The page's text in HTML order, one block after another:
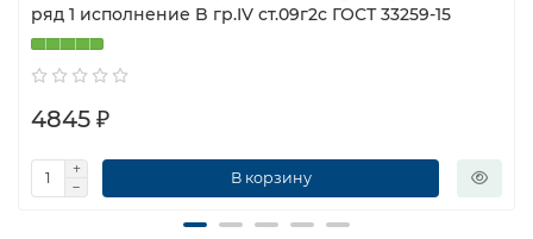
ряд 1 исполнение B гр.IV ст.09г2с ГОСТ 33259-15
4845 ₽
В корзину